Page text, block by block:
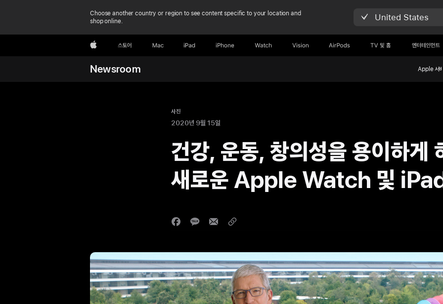
Choose another country or region to see content specific to your location and
shop online.
United States
Apple스토어 Mac iPad iPhone Watch Vision AirPods TV 및 홈 엔터테인먼트
Newsroom Apple 서
사진
2020년 9월 15일
건강, 운동, 창의성을 용이하게
새로운 Apple Watch 및